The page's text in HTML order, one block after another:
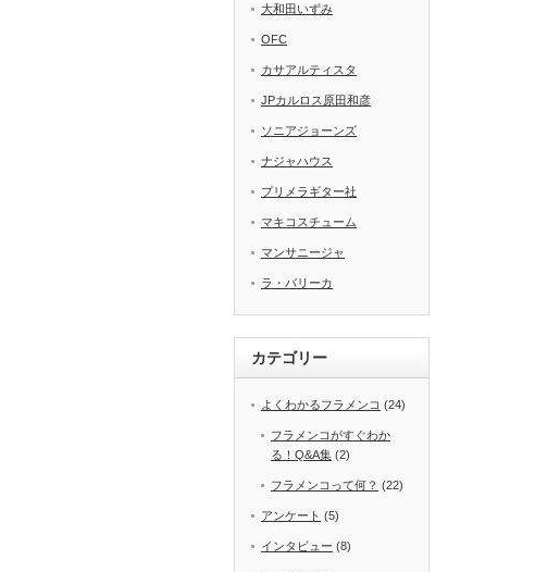
大和田いずみ
OFC
カサアルティスタ
JPカルロス原田和彦
ソニアジョーンズ
ナジャハウス
プリメラギター社
マキコスチューム
マンサニージャ
ラ・バリーカ
カテゴリー
よくわかるフラメンコ (24)
フラメンコがすぐわか
る！Q&A集 (2)
フラメンコって何？ (22)
アンケート (5)
インタビュー (8)